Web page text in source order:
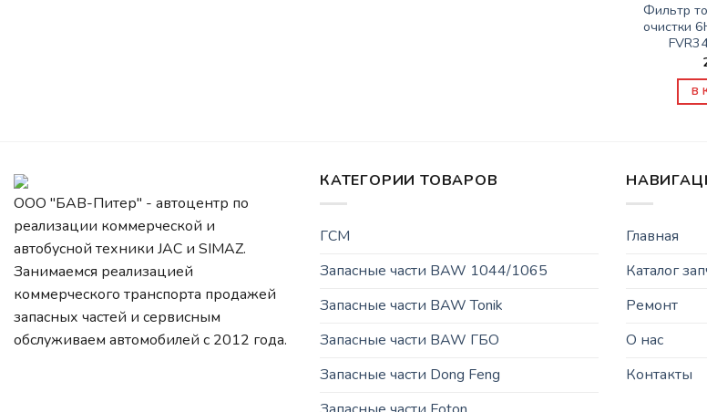
Фильтр
очистки
В
ООО "БАВ-Питер" - автоцентр по
реализации коммерческой и
автобусной техники JAC и SIMAZ.
Занимаемся реализацией
коммерческого транспорта продажей
запасных частей и сервисным
обслуживаем автомобилей c 2012 года.
КАТЕГОРИИ ТОВАРОВ
ГСМ
Запасные части BAW 1044/1065
Запасные части BAW Tonik
Запасные части BAW ГБО
Запасные части Dong Feng
Главная
Каталог
Ремонт
О нас
Контакты